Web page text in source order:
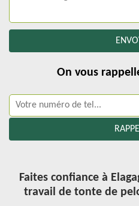
On vous
Faites confiance à
travail de tonte de